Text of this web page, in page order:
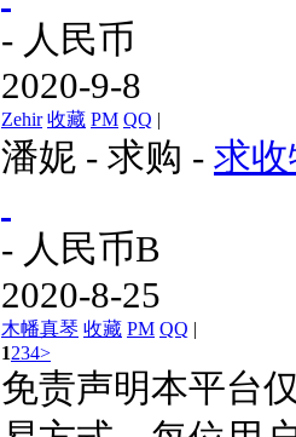
- 人民币
2020-9-8
Zehir 收藏 PM QQ |
潘妮 - 求购 - 求
- 人民币B
2020-8-25
木幡真琴 收藏 PM QQ |
1234>
免责声明本平台